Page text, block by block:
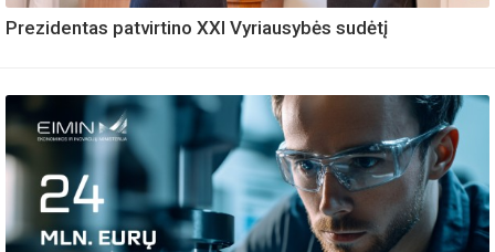
Prezidentas patvirtino XXI Vyriausybės sudėtį